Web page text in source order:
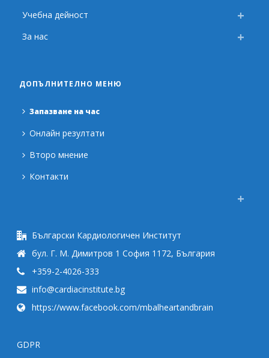
Учебна дейност
За нас
ДОПЪЛНИТЕЛНО МЕНЮ
Запазване на час
Онлайн резултати
Второ мнение
Контакти
Български Кардиологичен Институт
бул. Г. М. Димитров 1 София 1172, България
+359-2-4026-333
info@cardiacinstitute.bg
https://www.facebook.com/mbalheartandbrain
GDPR